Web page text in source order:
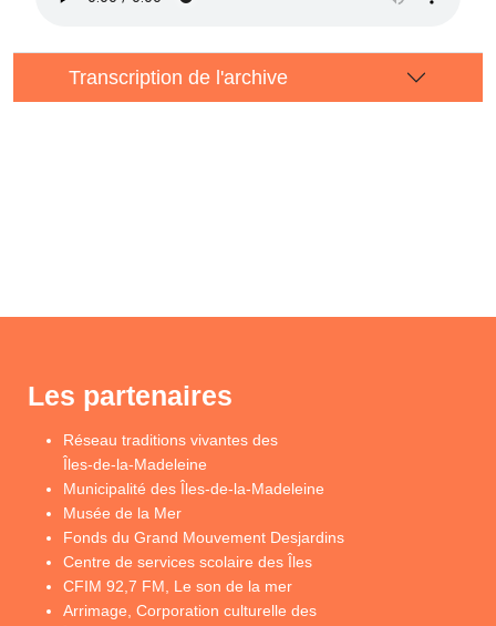
Transcription de l'archive
Les partenaires
Réseau traditions vivantes des
Îles-de-la-Madeleine
Municipalité des Îles-de-la-Madeleine
Musée de la Mer
Fonds du Grand Mouvement Desjardins
Centre de services scolaire des Îles
CFIM 92,7 FM, Le son de la mer
Arrimage, Corporation culturelle des